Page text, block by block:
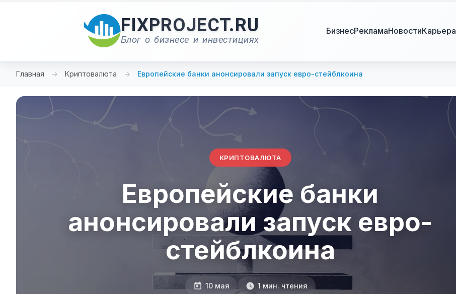
FIXPROJECT.RU
Блог о бизнесе и инвестициях
БизнесРекламаНовостиКарьера
Главная → Криптовалюта → Европейские банки анонсировали запуск евро-стейблкоина
КРИПТОВАЛЮТА
Европейские банки
анонсировали запуск евро-
стейблкоина
10 мая 1 мин. чтения